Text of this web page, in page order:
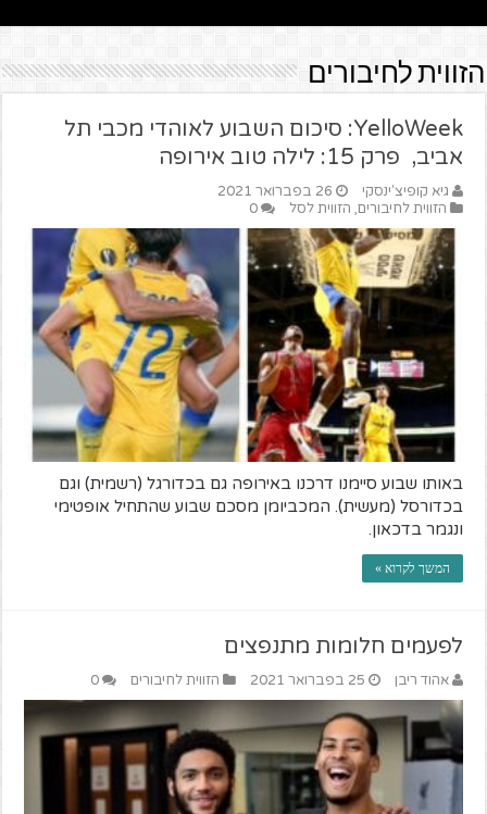
הזווית לחיבורים
YelloWeek: סיכום השבוע לאוהדי מכבי תל
אביב, פרק 15: לילה טוב אירופה
גיא קופיצ'ינסקי
26 בפברואר 2021
הזווית לחיבורים, הזווית לסל 0
באותו שבוע סיימנו דרכנו באירופה גם בכדורגל (רשמית) וגם
בכדורסל (מעשית). המכביומן מסכם שבוע שהתחיל אופטימי
ונגמר בדכאון.
המשך לקרוא »
לפעמים חלומות מתנפצים
אהוד ריבן 25 בפברואר 2021 הזווית לחיבורים 0